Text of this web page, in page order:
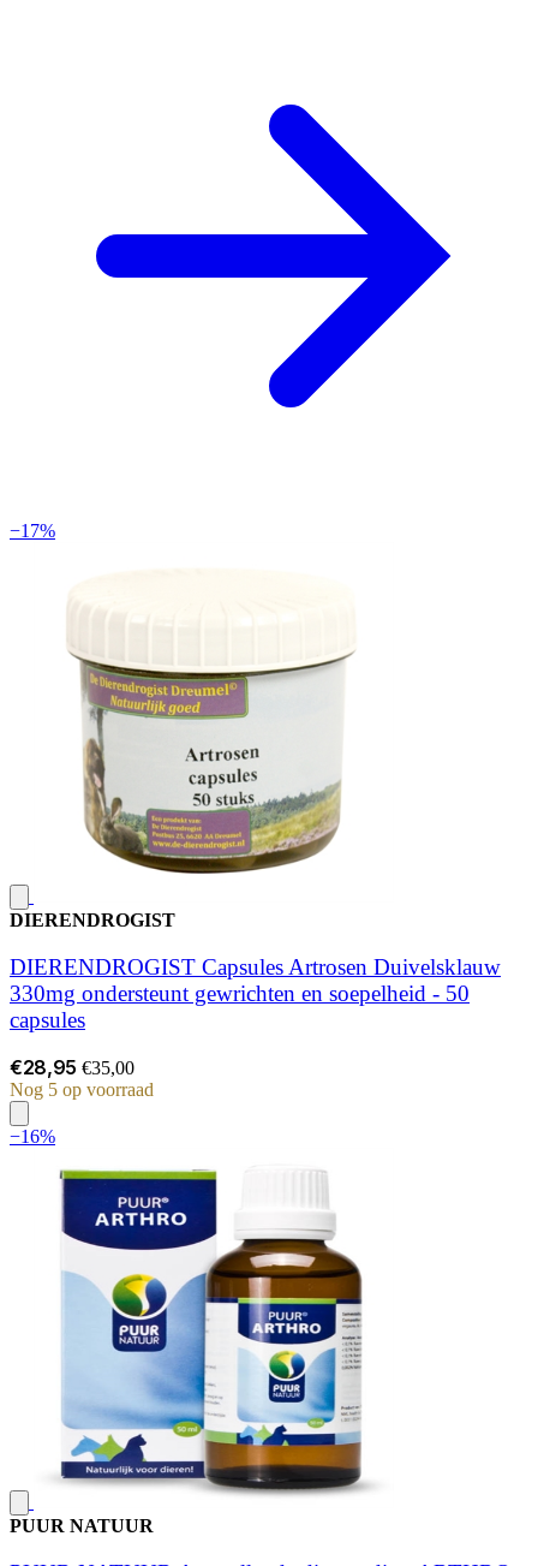
−17%
DIERENDROGIST
DIERENDROGIST Capsules Artrosen Duivelsklauw
330mg ondersteunt gewrichten en soepelheid - 50
capsules
€28,95 €35,00
Nog 5 op voorraad
−16%
PUUR NATUUR